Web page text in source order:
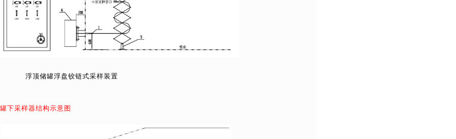
浮盘铰链式采样装置
下采样器结构示意图